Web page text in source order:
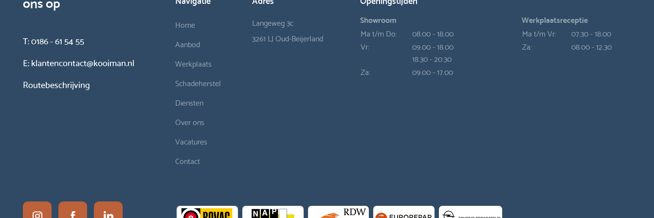
T:0186 - 61 54 55
E:klantencontact@kooiman.nl
Routebeschrijving
Home
Aanbod
Werkplaats
Schadeherstel
Diensten
Over ons
Vacatures
Contact
Langeweg 3c
3261 LJ Oud-Beijerland
Showroom
Ma t/m Do:
08.00 - 18.00
Vr:
09.00 - 18.00
18.30 - 20.30
Za:
09.00 - 17.00
Werkplaatsreceptie
Ma t/m Vr:
07.30 - 18.00
Za:
08.00 - 12.30